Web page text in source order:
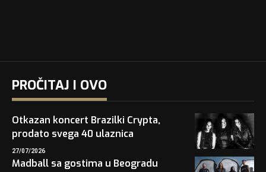
PROČITAJ I OVO
Otkazan koncert Brazilki Crypta,
prodato svega 40 ulaznica
27/07/2026
Madball sa gostima u Beogradu